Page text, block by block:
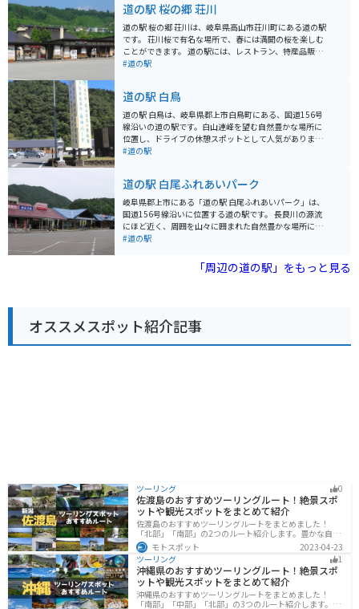
自然体験を満喫できる場所として、多くの観光客に親し
まれています。アクセスは中部縦貫自動車道大野ICから
約15分です。
道の駅 桜の郷 荘川
道の駅 桜の郷 荘川は、岐阜県高山市荘川町にある道の駅
です。 荘川桜で有名な場所で、春には満開の桜を楽しむ
ことができます。 道の駅には、レストラン、特産品販売
所、情報コーナーなどがあり、地元の特産品や軽食を楽
ることができ、ツーリングにおすすめのスポットです。
特産品としては、荘川そば、山菜、きのこなどが有名で
す。 また、荘川桜の時期には、桜まつりが開催され、多
くの人で賑わいます。
#道の駅
道の駅 白鳥
道の駅 白鳥は、岐阜県郡上市白鳥町にある、国道156号
線沿いの道の駅です。白山連峰を望む自然豊かな場所に
位置し、ドライブの休憩スポットとして人気がありま
す。 地元の新鮮な農産物が購入できる「ふれあい市場」
訪れる際は、道の駅に隣接する「白鳥モーターサイクル
パーク」に立ち寄るのもおすすめです。こちらは、バイ
ク専用駐車場や休憩スペースが整備されており、ツーリ
ングの拠点としても最適です。 周辺には、白山信仰の霊
山として知られる「白山長滝寺」や、約3,000本の桜が
#道の駅
道の駅 白尾ふれあいパーク
岐阜県郡上市にある「道の駅 白尾ふれあいパーク」は、
国道156号線沿いに位置する道の駅です。 長良川の源流
にほど近く、周囲を山々に囲まれた自然豊かな場所にあ
り、春には桜、秋には紅葉と、四季折々の美しい景色を
や特産品を販売する直売所や、郡上市の特産品である
「郡上味噌」を使った料理などを味わえるレストランが
イクを停めて、周辺の景色を楽しみながらツーリングす
ることができます。 周辺には、キャンプ場や釣り堀な
ど、自然を満喫できるレジャースポットも充実してお
#道の駅
「周辺の道の駅」をもっと見る
オススメスポット紹介記事
ツーリング 0
佐渡島のおすすめツーリングルート！絶景スポ
ットや観光スポットをまとめて紹介
佐渡島のおすすめツーリングルートをまとめました！
「北部」「南部」の2つのルート紹介します。豊かな自然
と歴史的なスポット、トキなどの貴重な動物を見られる
スポットが多数あります。バイクで佐渡島にツーリング
に行く際は参考にしてください。
モトスポット
2023-04-23
ツーリング
1
沖縄県のおすすめツーリングルート！絶景スポ
ットや観光スポットをまとめて紹介
沖縄県のおすすめツーリングルートをまとめました！
「南部」「中部」「北部」の3つのルート紹介します。美